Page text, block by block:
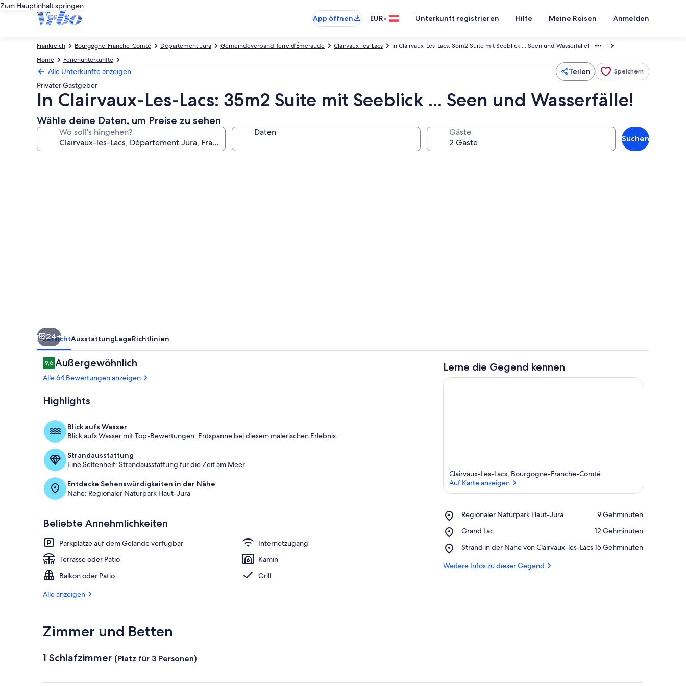
Zum Hauptinhalt springen
App öffnen
EUR• Unterkunft registrieren Hilfe Meine Reisen Anmelden
In Clairvaux-Les-Lacs: 35m2 Suite mit Seeblick ... Seen und Wasserfälle!
Clairvaux-les-Lacs
Gemeindeverband Terre d'Émeraude
Département Jura
Bourgogne-Franche-Comté
Frankreich
Ferienunterkünfte
Home
Alle Unterkünfte anzeigen Teilen Speichern
Privater Gastgeber
In Clairvaux-Les-Lacs: 35m2 Suite mit Seeblick ... Seen und Wasserfälle!
Wähle deine Daten, um Preise zu sehen
Wo soll’s hingehen? Daten Gäste
Suchen
Seen
und
Wasserfälle!
24+
ÜbersichtAusstattungLageRichtlinien
Bewertungen
9,69,6 von 10.
Außergewöhnlich
Alle 64 Bewertungen anzeigen
Highlights
Blick aufs Wasser
Blick aufs Wasser mit Top-Bewertungen: Entspanne bei diesem malerischen Erlebnis.
Strandausstattung
Eine Seltenheit: Strandausstattung für die Zeit am Meer.
Entdecke Sehenswürdigkeiten in der Nähe
Nahe: Regionaler Naturpark Haut-Jura
Beliebte Annehmlichkeiten
Parkplätze auf dem Gelände verfügbar
Internetzugang
Terrasse oder Patio
Kamin
Balkon oder Patio
Grill
Alle anzeigen
Lerne die Gegend kennen
Clairvaux-Les-Lacs, Bourgogne-Franche-Comté
Auf Karte anzeigen
Regionaler Naturpark Haut-Jura
Place,
Naturpark
Jura
‪9 Gehminuten‬
Grand Lac
Place,
Lac
‪12 Gehminuten‬
Strand in der Nähe von Clairvaux-les-Lacs
Place,
in
‪15 Gehminuten‬
Weitere Infos zu dieser Gegend
Zimmer und Betten
1 Schlafzimmer (Platz für 3 Personen)